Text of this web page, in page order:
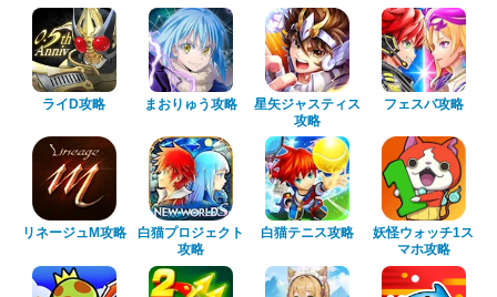
ライD攻略 まおりゅう攻略
星矢ジャスティス
攻略
フェスバ攻略
リネージュM攻略
白猫プロジェクト
攻略
白猫テニス攻略
妖怪ウォッチ1ス
マホ攻略